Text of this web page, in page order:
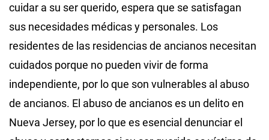
cuidar a su ser querido, espera que se satisfagan
sus necesidades médicas y personales. Los
residentes de las residencias de ancianos necesitan
cuidados porque no pueden vivir de forma
independiente, por lo que son vulnerables al abuso
de ancianos. El abuso de ancianos es un delito en
Nueva Jersey, por lo que es esencial denunciar el